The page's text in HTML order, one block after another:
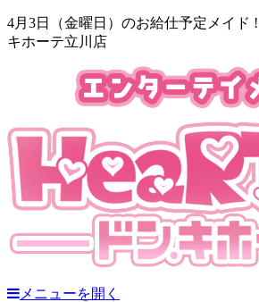
4月3日（金曜日）のお給仕予定メイド !
キホーテ立川店
メニューを開く